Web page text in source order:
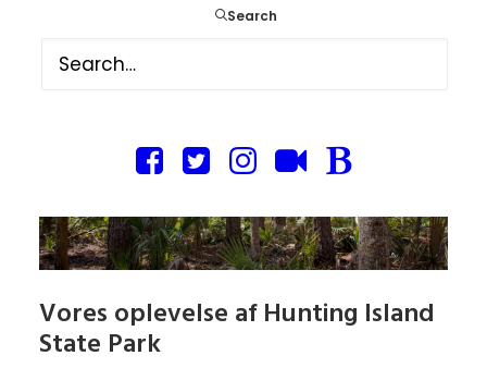
Search
Vores oplevelse af Hunting Island
State Park